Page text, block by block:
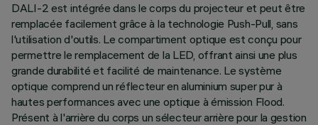
DALI-2 est intégrée dans le corps du projecteur et peut être
remplacée facilement grâce à la technologie Push-Pull, sans
l'utilisation d'outils. Le compartiment optique est conçu pour
permettre le remplacement de la LED, offrant ainsi une plus
grande durabilité et facilité de maintenance. Le système
optique comprend un réflecteur en aluminium super pur à
hautes performances avec une optique à émission Flood.
Présent à l'arrière du corps un sélecteur arrière pour la gestion